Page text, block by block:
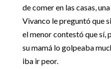
de comer en las casas,
Vivanco le preguntó que
el menor contestó que sí,
su mamá lo golpeaba
iba ir peor.